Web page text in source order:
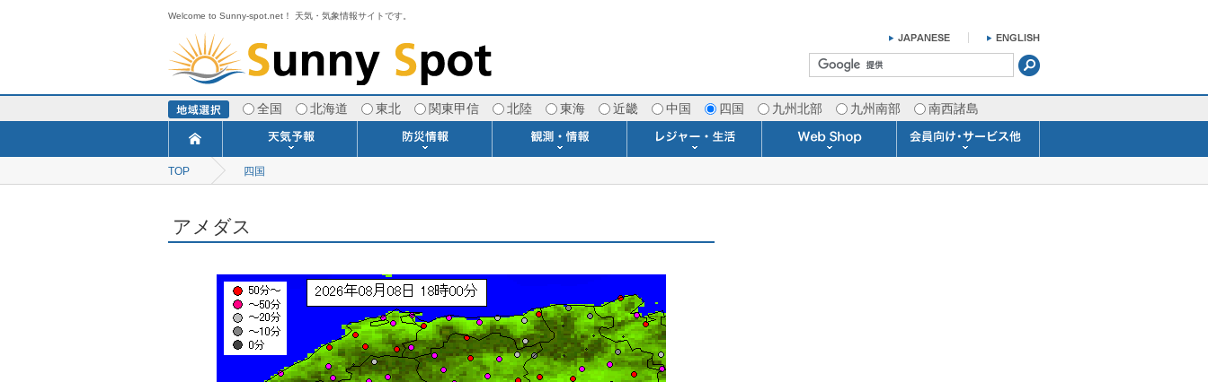
Welcome to Sunny-spot.net！ 天気・気象情報サイトです。
全国 北海道 東北 関東甲信 北陸 東海 近畿 中国 四国 九州北部 九州南部 南西諸島
今日明日の天気
寒・暖候期予報
TOP 四国
アメダス